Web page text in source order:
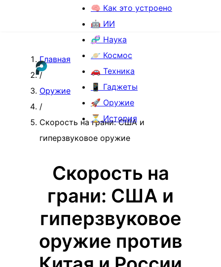
🧠 Как это устроено
🤖 ИИ
🧬 Наука
🪐 Космос
🚗 Техника
📱 Гаджеты
🚀 Оружие
⏳ История
Главная
/
Оружие
/
Скорость на грани: США и
гиперзвуковое оружие
Скорость на
грани: США и
гиперзвуковое
оружие против